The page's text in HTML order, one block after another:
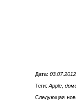
Дата: 03.07.2012
Теги: Apple,
Следующая